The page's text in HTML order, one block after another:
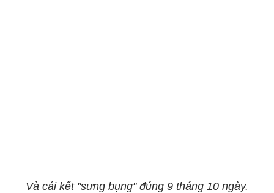
Và cái kết "sưng bụng" đúng 9 tháng 10 ngày.